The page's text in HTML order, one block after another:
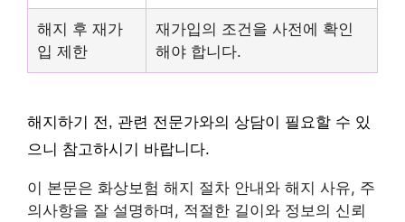
해지 후 재가
입 제한
재가입의 조건을 사전에 확인
해야 합니다.
해지하기 전, 관련 전문가와의 상담이 필요할 수 있
으니 참고하시기 바랍니다.
이 본문은 화상보험 해지 절차 안내와 해지 사유, 주
의사항을 잘 설명하며, 적절한 길이와 정보의 신뢰